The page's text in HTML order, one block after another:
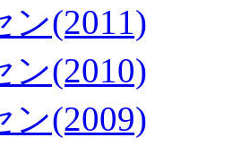
ン(2011)
ン(2010)
ン(2009)